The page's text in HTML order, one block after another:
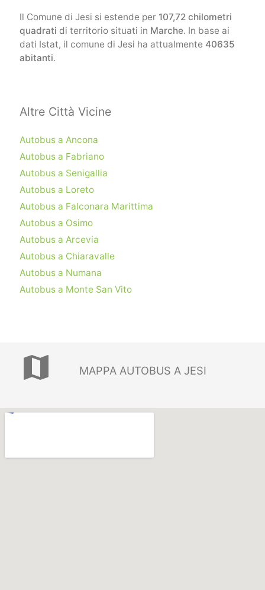
Il Comune di Jesi si estende per 107,72 chilometri
quadrati di territorio situati in Marche. In base ai
dati Istat, il comune di Jesi ha attualmente 40635
abitanti.
Altre Città Vicine
Autobus a Ancona
Autobus a Fabriano
Autobus a Senigallia
Autobus a Loreto
Autobus a Falconara Marittima
Autobus a Osimo
Autobus a Arcevia
Autobus a Chiaravalle
Autobus a Numana
Autobus a Monte San Vito
map MAPPA AUTOBUS A JESI